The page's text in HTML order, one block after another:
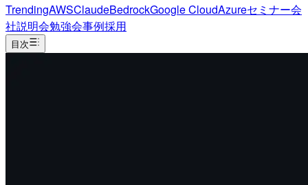
TrendingAWSClaudeBedrockGoogle CloudAzureセミナー会
社説明会勉強会事例採用
目次